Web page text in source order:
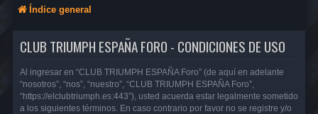
Índice general
CLUB TRIUMPH ESPAÑA FORO - CONDICIONES DE USO
Al ingresar en “CLUB TRIUMPH ESPAÑA Foro” (de aquí en adelante
“nosotros”, “nos”, “nuestro”, “CLUB TRIUMPH ESPAÑA Foro”,
“https://elclubtriumph.es:443”), usted acuerda estar legalmente sometido
a los siguientes términos. En caso contrario por favor no se registre y/o